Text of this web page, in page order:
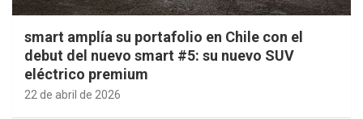
smart amplía su portafolio en Chile con el
debut del nuevo smart #5: su nuevo SUV
eléctrico premium
22 de abril de 2026